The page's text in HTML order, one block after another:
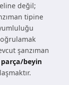
değil;
tipine
şanzıman
beyin